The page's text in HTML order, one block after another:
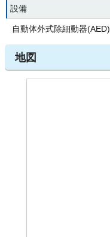
設備
自動体外式除細動器(AED)
地図